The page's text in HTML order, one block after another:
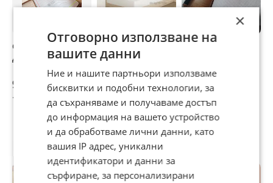
единично легло с
двулицев матрак
90 €
176,02 лв
Легло Приста
Мареа 2 с матрак
120/190см.+ шкаф
308 €
602,40 лв
Легло Приста с
20 €
39,12 лв
Потребител
×
Отговорно използване на
вашите данни
Ние и нашите партньори използваме
бисквитки и подобни технологии, за
да съхраняваме и получаваме достъп
до информация на вашето устройство
и да обработваме лични данни, като
вашия IP адрес, уникални
идентификатори и данни за
сърфиране, за персонализирани